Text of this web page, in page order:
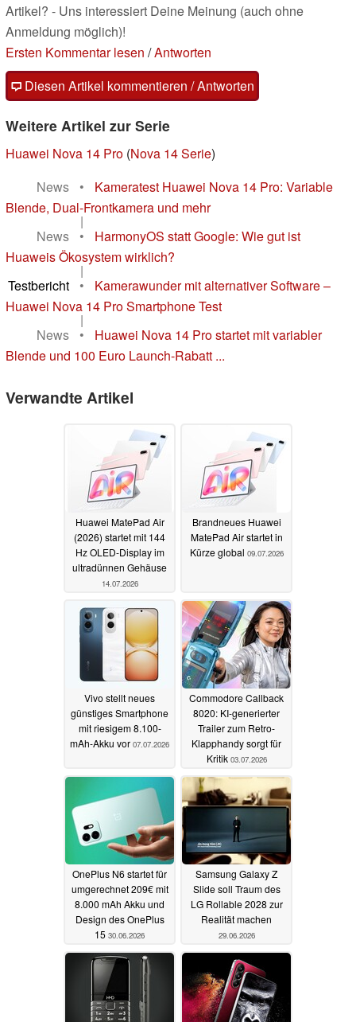
Artikel? - Uns interessiert Deine Meinung (auch ohne
Anmeldung möglich)!
Ersten Kommentar lesen /Antworten
Diesen Artikel kommentieren / Antworten
Weitere Artikel zur Serie
Huawei Nova 14 Pro (Nova 14 Serie)
News
•
Kameratest Huawei Nova 14 Pro: Variable
Blende, Dual-Frontkamera und mehr
|
News
•
HarmonyOS statt Google: Wie gut ist
Huaweis Ökosystem wirklich?
|
Testbericht
•
Kamerawunder mit alternativer Software –
Huawei Nova 14 Pro Smartphone Test
|
News
•
Huawei Nova 14 Pro startet mit variabler
Blende und 100 Euro Launch-Rabatt ...
Verwandte Artikel
Huawei MatePad Air
(2026) startet mit 144
Hz OLED-Display im
ultradünnen Gehäuse
14.07.2026
Brandneues Huawei
MatePad Air startet in
Kürze global 09.07.2026
Vivo stellt neues
günstiges Smartphone
mit riesigem 8.100-
mAh-Akku vor 07.07.2026
Commodore Callback
8020: KI-generierter
Trailer zum Retro-
Klapphandy sorgt für
Kritik 03.07.2026
OnePlus N6 startet für
umgerechnet 209€ mit
8.000 mAh Akku und
Design des OnePlus
15 30.06.2026
Samsung Galaxy Z
Slide soll Traum des
LG Rollable 2028 zur
Realität machen
29.06.2026